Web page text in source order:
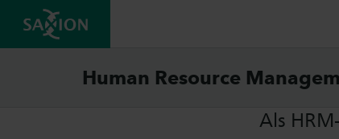
Human Resource
Als